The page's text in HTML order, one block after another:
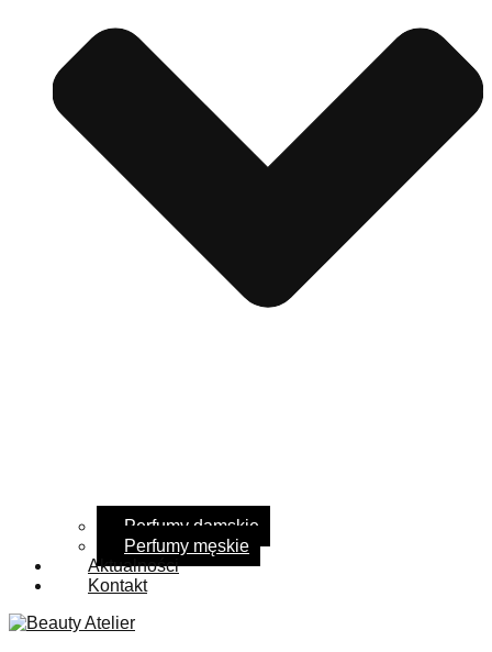
Perfumy damskie
Perfumy męskie
Aktualności
Kontakt